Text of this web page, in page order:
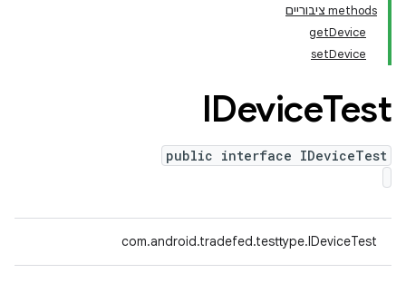
‫methods ציבוריים
getDevice
setDevice
IDeviceTest
public interface IDeviceTest
com.android.tradefed.testtype.IDeviceTest